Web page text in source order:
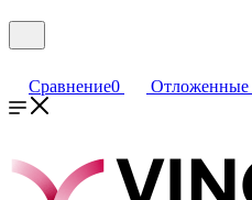
Сравнение0 Отложенные